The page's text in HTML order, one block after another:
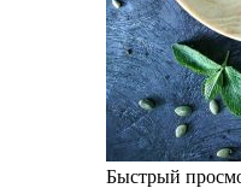
Быстрый